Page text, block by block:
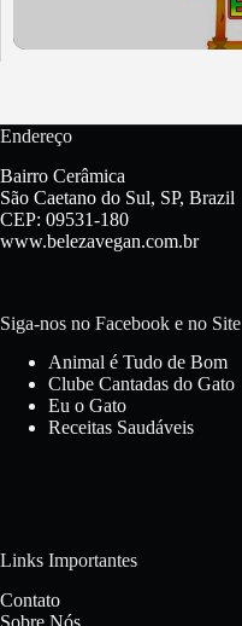
Endereço
Bairro Cerâmica
São Caetano do Sul, SP, Brazil
CEP: 09531-180
www.belezavegan.com.br
Siga-nos no Facebook e no Site
Animal é Tudo de Bom
Clube Cantadas do Gato
Eu o Gato
Receitas Saudáveis
Links Importantes
Contato